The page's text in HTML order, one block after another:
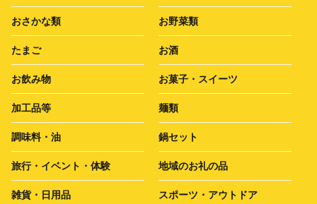
おさかな類 お野菜類
たまご お酒
お飲み物 お菓子・スイーツ
加工品等 麺類
調味料・油 鍋セット
旅行・イベント・体験 地域のお礼の品
雑貨・日用品 スポーツ・アウトドア